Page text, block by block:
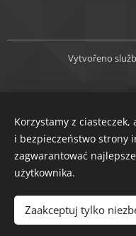
Vytvořeno
Korzystamy z ciasteczek,
i bezpieczeństwo strony
zagwarantować
użytkownika.
Zaakceptuj tylko